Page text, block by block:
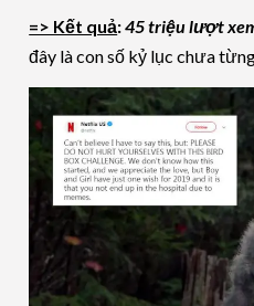
=> Kết quả:45 triệu lượt
đây là con số kỷ lục chưa